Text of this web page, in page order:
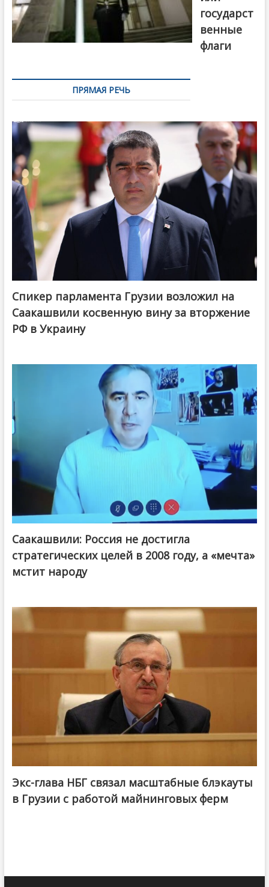
государст
венные
флаги
ПРЯМАЯ РЕЧЬ
Спикер парламента Грузии возложил на
Саакашвили косвенную вину за вторжение
РФ в Украину
Саакашвили: Россия не достигла
стратегических целей в 2008 году, а «мечта»
мстит народу
Экс-глава НБГ связал масштабные блэкауты
в Грузии с работой майнинговых ферм